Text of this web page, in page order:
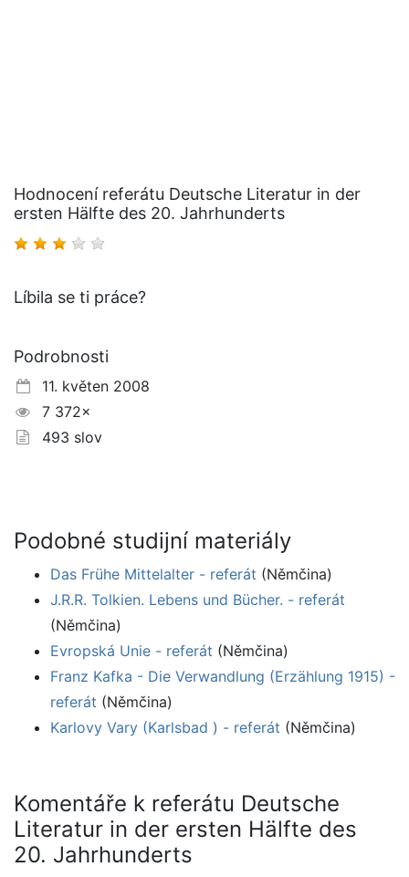
Hodnocení referátu Deutsche Literatur in der
ersten Hälfte des 20. Jahrhunderts
Líbila se ti práce?
Podrobnosti
11. květen 2008
7 372×
493 slov
Podobné studijní materiály
Das Frühe Mittelalter - referát (Němčina)
J.R.R. Tolkien. Lebens und Bücher. - referát
(Němčina)
Evropská Unie - referát (Němčina)
Franz Kafka - Die Verwandlung (Erzählung 1915) -
referát (Němčina)
Karlovy Vary (Karlsbad ) - referát (Němčina)
Komentáře k referátu Deutsche
Literatur in der ersten Hälfte des
20. Jahrhunderts